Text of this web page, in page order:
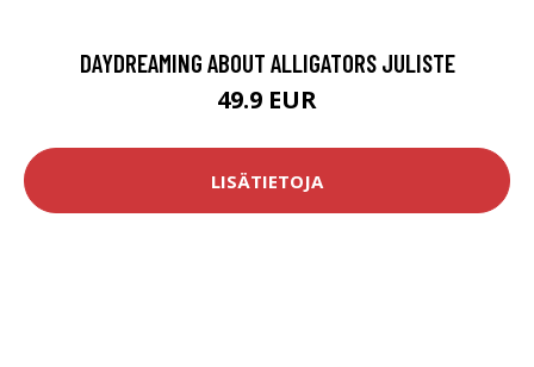
DAYDREAMING ABOUT ALLIGATORS JULISTE
49.9 EUR
LISÄTIETOJA